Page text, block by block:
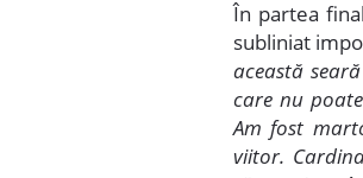
În partea
subliniat
această
care nu
Am fost
viitor.